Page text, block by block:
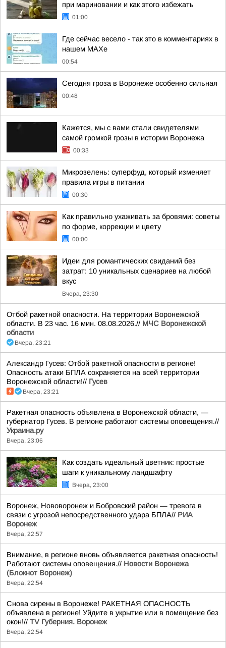
при мариновании и как этого избежать
01:00
Где сейчас весело - так это в комментариях в
нашем МАХе
00:54
Сегодня гроза в Воронеже особенно сильная
00:48
Кажется, мы с вами стали свидетелями
самой громкой грозы в истории Воронежа
00:33
Микрозелень: суперфуд, который изменяет
правила игры в питании
00:30
Как правильно ухаживать за бровями: советы
по форме, коррекции и цвету
00:00
Идеи для романтических свиданий без
затрат: 10 уникальных сценариев на любой
вкус
Вчера, 23:30
Отбой ракетной опасности. На территории Воронежской
области. В 23 час. 16 мин. 08.08.2026.// МЧС Воронежской
области
Вчера, 23:21
Александр Гусев: Отбой ракетной опасности в регионе!
Опасность атаки БПЛА сохраняется на всей территории
Воронежской области!// Гусев
Вчера, 23:21
Ракетная опасность объявлена в Воронежской области, —
губернатор Гусев. В регионе работают системы оповещения.//
Украина.ру
Вчера, 23:06
Как создать идеальный цветник: простые
шаги к уникальному ландшафту
Вчера, 23:00
Воронеж, Нововоронеж и Бобровский район — тревога в
связи с угрозой непосредственного удара БПЛА// РИА
Воронеж
Вчера, 22:57
Внимание, в регионе вновь объявляется ракетная опасность!
Работают системы оповещения.// Новости Воронежа
(Блокнот Воронеж)
Вчера, 22:54
Снова сирены в Воронеже! РАКЕТНАЯ ОПАСНОСТЬ
объявлена в регионе! Уйдите в укрытие или в помещение без
окон!// TV Губерния. Воронеж
Вчера, 22:54